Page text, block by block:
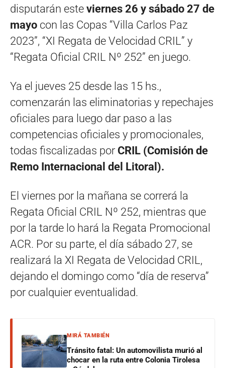
disputarán este viernes 26 y sábado 27 de
mayo con las Copas “Villa Carlos Paz
2023”, “XI Regata de Velocidad CRIL” y
“Regata Oficial CRIL Nº 252” en juego.
Ya el jueves 25 desde las 15 hs.,
comenzarán las eliminatorias y repechajes
oficiales para luego dar paso a las
competencias oficiales y promocionales,
todas fiscalizadas por CRIL (Comisión de
Remo Internacional del Litoral).
El viernes por la mañana se correrá la
Regata Oficial CRIL Nº 252, mientras que
por la tarde lo hará la Regata Promocional
ACR. Por su parte, el día sábado 27, se
realizará la XI Regata de Velocidad CRIL,
dejando el domingo como “día de reserva”
por cualquier eventualidad.
MIRÁ TAMBIÉN
Tránsito fatal: Un automovilista murió al
chocar en la ruta entre Colonia Tirolesa